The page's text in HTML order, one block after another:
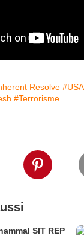
Resolve #USA
#Terrorisme
SIT REP